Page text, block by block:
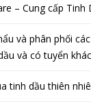
– Cung cấp
và phân phối
và có tuyển
tinh dầu thiên